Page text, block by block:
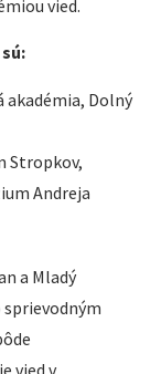
vied.
akadémia, Dolný
Stropkov,
Andreja
a Mladý
vied v